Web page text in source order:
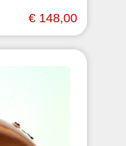
€ 148,00